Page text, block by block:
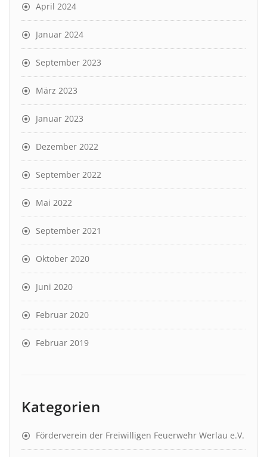
April 2024
Januar 2024
September 2023
März 2023
Januar 2023
Dezember 2022
September 2022
Mai 2022
September 2021
Oktober 2020
Juni 2020
Februar 2020
Februar 2019
Kategorien
Förderverein der Freiwilligen Feuerwehr Werlau e.V.